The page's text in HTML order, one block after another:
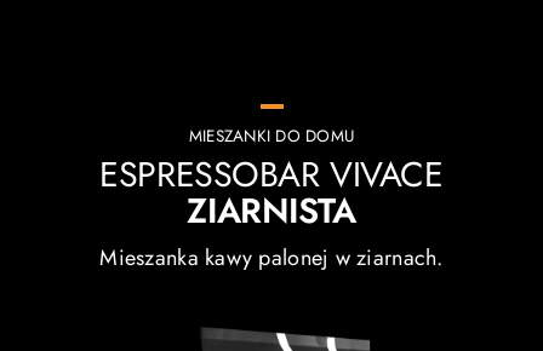
MIESZANKI DO DOMU
ESPRESSOBAR VIVACE
ZIARNISTA
Mieszanka kawy palonej w ziarnach.